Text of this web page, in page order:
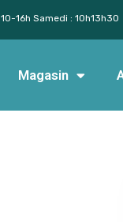
16h Samedi : 10h13h30
Magasin